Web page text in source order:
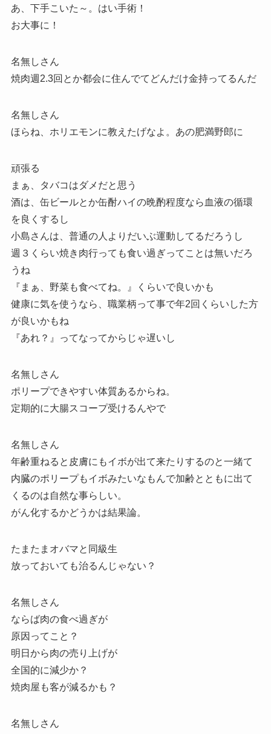
あ、下手こいた～。はい手術！
お大事に！
名無しさん
焼肉週2.3回とか都会に住んでてどんだけ金持ってるんだ
名無しさん
ほらね、ホリエモンに教えたげなよ。あの肥満野郎に
頑張る
まぁ、タバコはダメだと思う
酒は、缶ビールとか缶酎ハイの晩酌程度なら血液の循環
を良くするし
小島さんは、普通の人よりだいぶ運動してるだろうし
週３くらい焼き肉行っても食い過ぎってことは無いだろ
うね
『まぁ、野菜も食べてね。』くらいで良いかも
健康に気を使うなら、職業柄って事で年2回くらいした方
が良いかもね
『あれ？』ってなってからじゃ遅いし
名無しさん
ポリープできやすい体質あるからね。
定期的に大腸スコープ受けるんやで
名無しさん
年齢重ねると皮膚にもイボが出て来たりするのと一緒て
内臓のポリープもイボみたいなもんで加齢とともに出て
くるのは自然な事らしい。
がん化するかどうかは結果論。
たまたまオバマと同級生
放っておいても治るんじゃない？
名無しさん
ならば肉の食べ過ぎが
原因ってこと？
明日から肉の売り上げが
全国的に減少か？
焼肉屋も客が減るかも？
名無しさん